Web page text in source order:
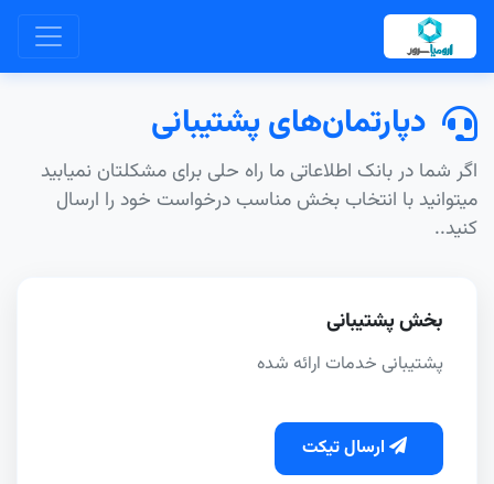
دپارتمان‌های پشتیبانی
اگر شما در بانک اطلاعاتی ما راه حلی برای مشکلتان نمیابید
میتوانید با انتخاب بخش مناسب درخواست خود را ارسال
کنید..
بخش پشتیبانی
پشتیبانی خدمات ارائه شده
ارسال تیکت